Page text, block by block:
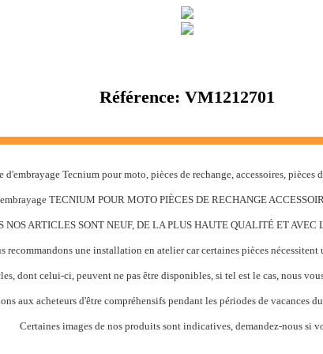
Référence: VM1212701
d'embrayage Tecnium pour moto, pièces de rechange, accessoires,
TECNIUM POUR MOTO PIÈCES DE RECHANGE
NOS ARTICLES SONT NEUF, DE LA PLUS HAUTE QUALITÉ ET
recommandons une installation en atelier car certaines pièces nécessitent
dont celui-ci, peuvent ne pas être disponibles, si tel est le cas, nous
aux acheteurs d'être compréhensifs pendant les périodes de vacances
Certaines images de nos produits sont indicatives, demandez-nous si